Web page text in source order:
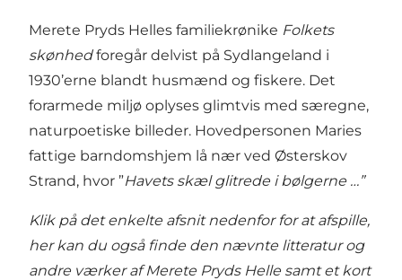
Merete Pryds Helles familiekrønike Folkets
skønhedforegår delvist på Sydlangeland i
1930’erne blandt husmænd og fiskere. Det
forarmede miljø oplyses glimtvis med særegne,
naturpoetiske billeder. Hovedpersonen Maries
fattige barndomshjem lå nær ved Østerskov
Strand, hvor ”Havets skæl glitrede i bølgerne …”
Klik på det enkelte afsnit nedenfor for at afspille,
her kan du også finde den nævnte litteratur og
andre værker af Merete Pryds Helle samt et kort